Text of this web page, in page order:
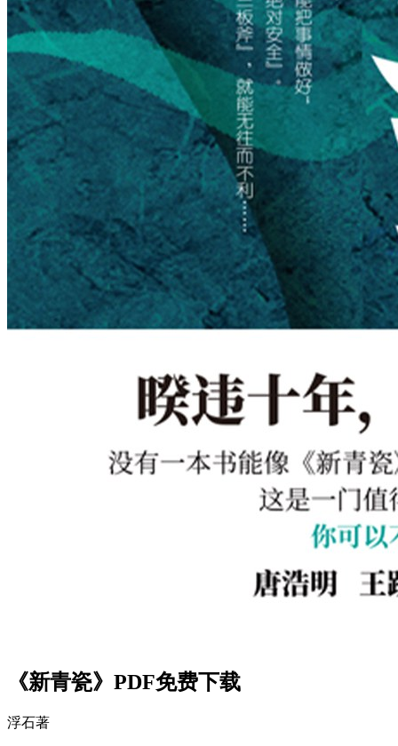
《新青瓷》PDF免费下载
浮石著